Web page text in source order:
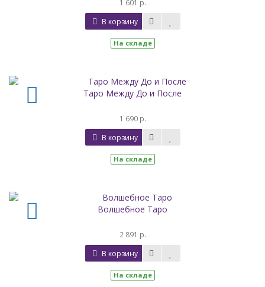
1 601 р.
В корзину
На складе
Таро Между До и После
1 690 р.
В корзину
На складе
Волшебное Таро
2 891 р.
В корзину
На складе